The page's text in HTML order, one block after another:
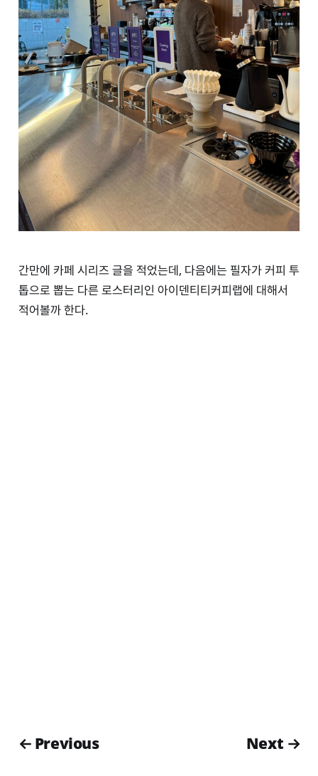
간만에 카페 시리즈 글을 적었는데, 다음에는 필자가 커피 투
톱으로 뽑는 다른 로스터리인 아이덴티티커피랩에 대해서
적어볼까 한다.
← Previous Next →